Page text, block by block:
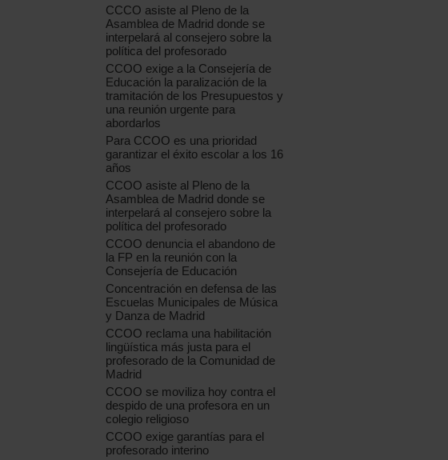
CCCO asiste al Pleno de la
Asamblea de Madrid donde se
interpelará al consejero sobre la
política del profesorado
CCOO exige a la Consejería de
Educación la paralización de la
tramitación de los Presupuestos y
una reunión urgente para
abordarlos
Para CCOO es una prioridad
garantizar el éxito escolar a los 16
años
CCOO asiste al Pleno de la
Asamblea de Madrid donde se
interpelará al consejero sobre la
política del profesorado
CCOO denuncia el abandono de
la FP en la reunión con la
Consejería de Educación
Concentración en defensa de las
Escuelas Municipales de Música
y Danza de Madrid
CCOO reclama una habilitación
lingüística más justa para el
profesorado de la Comunidad de
Madrid
CCOO se moviliza hoy contra el
despido de una profesora en un
colegio religioso
CCOO exige garantías para el
profesorado interino